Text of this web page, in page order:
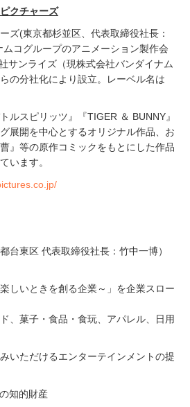
クチャーズ
ズ(東京都杉並区、代表取締役社長：
コグループのアニメーション製作会
サンライズ（現株式会社バンダイナム
の分社化により設立。レーベル名は
ルスピリッツ』『TIGER ＆ BUNNY』
展開を中心とするオリジナル作品、お
』等の原作コミックをもとにした作品
います。
台東区 代表取締役社長：竹中一博）
しいときを創る企業～」を企業スロー
、菓子・食品・食玩、アパレル、日用
いただけるエンターテインメントの提
知的財産